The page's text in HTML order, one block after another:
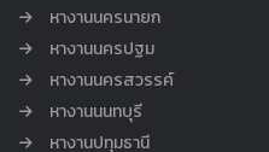
หางานนครนายก
หางานนครปฐม
หางานนครสวรรค์
หางานนนทบุรี
หางานปทุมธานี